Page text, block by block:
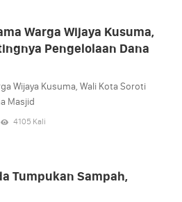
Warga Wijaya Kusuma,
Pengelolaan Dana
Wijaya Kusuma, Wali Kota Soroti
Masjid
4105 Kali
Tumpukan Sampah,